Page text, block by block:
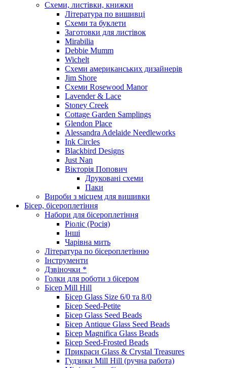
Схеми, листівки, книжки
Література по вишивці
Схеми та буклети
Заготовки для листівок
Mirabilia
Debbie Mumm
Wichelt
Схеми американських дизайнерів
Jim Shore
Cхеми Rosewood Manor
Lavender & Lace
Stoney Creek
Cottage Garden Samplings
Glendon Place
Alessandra Adelaide Needleworks
Ink Circles
Blackbird Designs
Just Nan
Вікторія Попович
Друковані схеми
Паки
Вироби з місцем для вишивки
Бісер, бісероплетіння
Набори для бісероплетіння
Ріоліс (Росія)
Інші
Чарівна мить
Література по бісероплетінню
Інструменти
Дзвіночки *
Голки для роботи з бісером
Бісер Mill Hill
Бісер Glass Size 6/0 та 8/0
Бісер Seed-Petite
Бісер Glass Seed Beads
Бісер Antique Glass Seed Beads
Бісер Magnifica Glass Beads
Бісер Seed-Frosted Beads
Прикраси Glass & Crystal Treasures
Гудзики Mill Hill (ручна работа)